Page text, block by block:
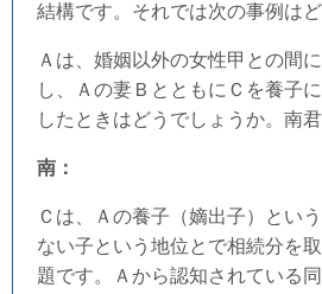
結構です。それでは次の事例はど
Ａは、婚姻以外の女性甲との間
し、Ａの妻ＢとともにＣを養子
したときはどうでしょうか。南
南：
Ｃは、Ａの養子（嫡出子）とい
ない子という地位とで相続分を
題です。Ａから認知されている